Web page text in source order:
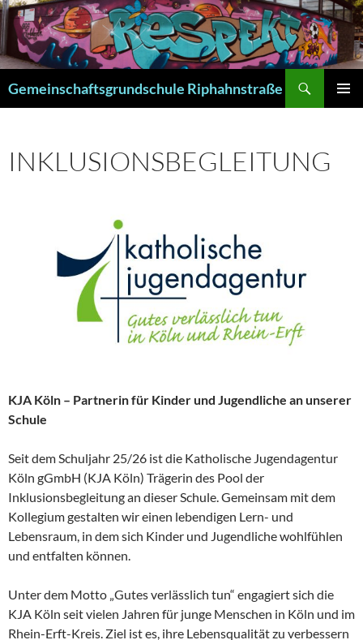
Zum
Inhalt
springen
Gemeinschaftsgrundschule Riphahnstraße
INKLUSIONSBEGLEITUNG
KJA Köln – Partnerin für Kinder und Jugendliche an unserer
Schule
Seit dem Schuljahr 25/26 ist die Katholische Jugendagentur
Köln gGmbH (KJA Köln) Trägerin des Pool der
Inklusionsbegleitung an dieser Schule. Gemeinsam mit dem
Kollegium gestalten wir einen lebendigen Lern- und
Lebensraum, in dem sich Kinder und Jugendliche wohlfühlen
und entfalten können.
Unter dem Motto „Gutes verlässlich tun“ engagiert sich die
KJA Köln seit vielen Jahren für junge Menschen in Köln und im
Rhein-Erft-Kreis. Ziel ist es, ihre Lebensqualität zu verbessern